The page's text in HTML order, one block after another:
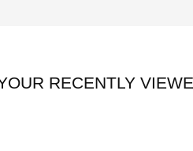
RECENTLY